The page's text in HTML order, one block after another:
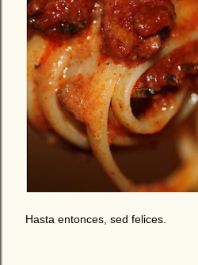
Hasta entonces, sed felices.